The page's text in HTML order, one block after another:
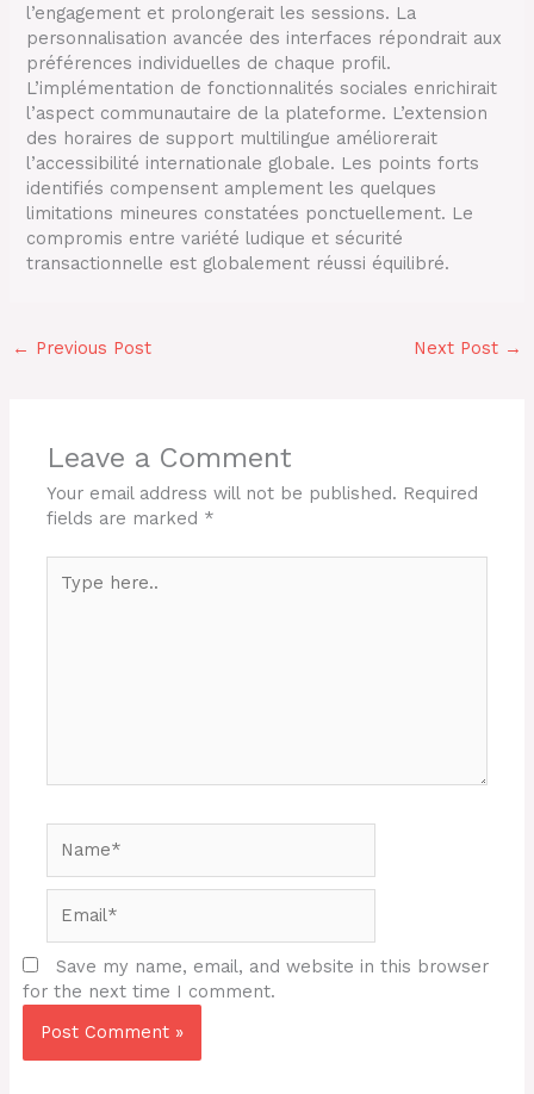
l’engagement et prolongerait les sessions. La
personnalisation avancée des interfaces répondrait aux
préférences individuelles de chaque profil.
L’implémentation de fonctionnalités sociales enrichirait
l’aspect communautaire de la plateforme. L’extension
des horaires de support multilingue améliorerait
l’accessibilité internationale globale. Les points forts
identifiés compensent amplement les quelques
limitations mineures constatées ponctuellement. Le
compromis entre variété ludique et sécurité
transactionnelle est globalement réussi équilibré.
← Previous Post Next Post →
Leave a Comment
Your email address will not be published. Required
fields are marked *
here..
Save my name, email, and website in this browser
for the next time I comment.